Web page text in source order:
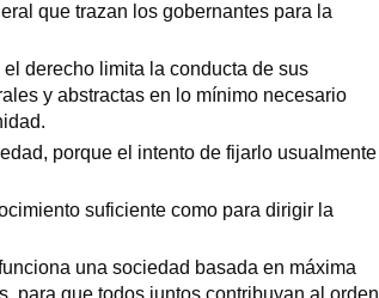
que trazan los gobernantes para la
derecho limita la conducta de sus
y abstractas en lo mínimo necesario
porque el intento de fijarlo usualmente
suficiente como para dirigir la
una sociedad basada en máxima
para que todos juntos contribuyan al orden